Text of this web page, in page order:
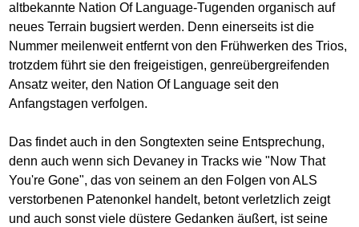
altbekannte Nation Of Language-Tugenden organisch auf
neues Terrain bugsiert werden. Denn einerseits ist die
Nummer meilenweit entfernt von den Frühwerken des Trios,
trotzdem führt sie den freigeistigen, genreübergreifenden
Ansatz weiter, den Nation Of Language seit den
Anfangstagen verfolgen.
Das findet auch in den Songtexten seine Entsprechung,
denn auch wenn sich Devaney in Tracks wie "Now That
You're Gone", das von seinem an den Folgen von ALS
verstorbenen Patenonkel handelt, betont verletzlich zeigt
und auch sonst viele düstere Gedanken äußert, ist seine